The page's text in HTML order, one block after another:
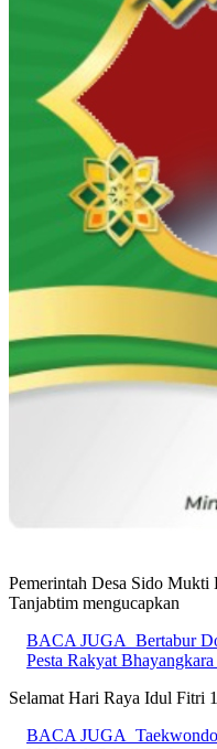
Pemerintah Desa Sido Mukti
Tanjabtim mengucapkan
BACA JUGA Bertabur
Pesta Rakyat
Selamat Hari Raya Idul Fitri
BACA JUGA